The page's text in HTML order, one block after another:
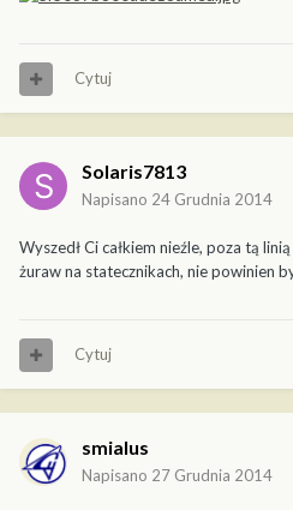
Cytuj
Solaris7813
Napisano 24 Grudnia 2014
Wyszedł Ci całkiem nieźle, poza tą
żuraw na statecznikach, nie powinien
Cytuj
smialus
Napisano 27 Grudnia 2014